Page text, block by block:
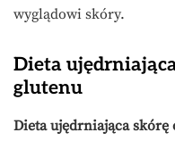
wyglądowi skóry.
Dieta
glutenu
Dieta ujędrniająca